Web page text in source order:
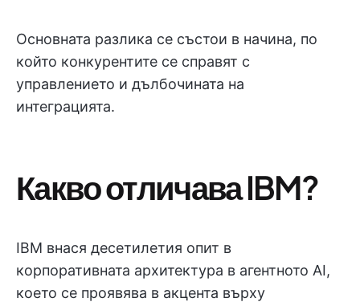
Основната разлика се състои в начина, по
който конкурентите се справят с
управлението и дълбочината на
интеграцията.
Какво отличава IBM?
IBM внася десетилетия опит в
корпоративната архитектура в агентното AI,
което се проявява в акцента върху